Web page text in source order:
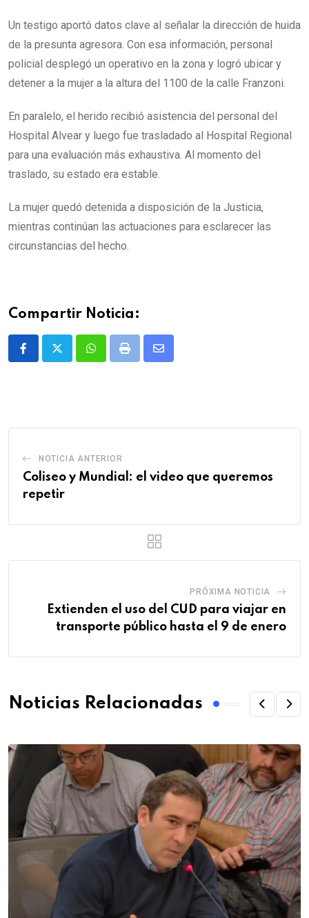
Un testigo aportó datos clave al señalar la dirección de huida
de la presunta agresora. Con esa información, personal
policial desplegó un operativo en la zona y logró ubicar y
detener a la mujer a la altura del 1100 de la calle Franzoni.
En paralelo, el herido recibió asistencia del personal del
Hospital Alvear y luego fue trasladado al Hospital Regional
para una evaluación más exhaustiva. Al momento del
traslado, su estado era estable.
La mujer quedó detenida a disposición de la Justicia,
mientras continúan las actuaciones para esclarecer las
circunstancias del hecho.
Compartir Noticia:
WhatsappPrint
Share
NOTICIA ANTERIOR
Coliseo y Mundial: el video que queremos
repetir
PRÓXIMA NOTICIA
Extienden el uso del CUD para viajar en
transporte público hasta el 9 de enero
Noticias Relacionadas